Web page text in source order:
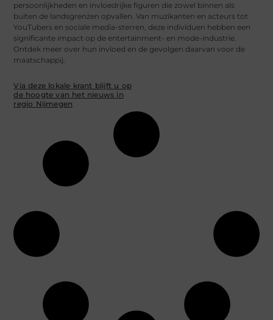
persoonlijkheden en invloedrijke figuren die zowel binnen als
buiten de landsgrenzen opvallen. Van muzikanten en acteurs tot
YouTubers en sociale media-sterren, deze individuen hebben een
significante impact op de entertainment- en mode-industrie.
Ontdek meer over hun invloed en de gevolgen daarvan voor de
maatschappij.
Via deze lokale krant blijft u op
de hoogte van het nieuws in
regio Nijmegen